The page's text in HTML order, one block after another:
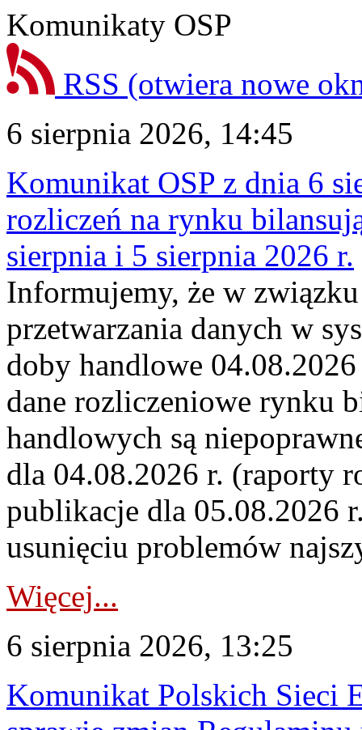
Komunikaty OSP
RSS (otwiera nowe
6 sierpnia 2026, 14:45
Komunikat OSP z dnia 6
rozliczeń na rynku
sierpnia i 5 sierpnia 2026 r.
Informujemy, że w
przetwarzania danych w
doby handlowe
dane rozliczeniowe rynku
handlowych są
dla 04.08.2026 r. (raporty
publikacje dla 05.08.2026
usunięciu problemów
Więcej...
6 sierpnia 2026, 13:25
Komunikat Polskich Sieci